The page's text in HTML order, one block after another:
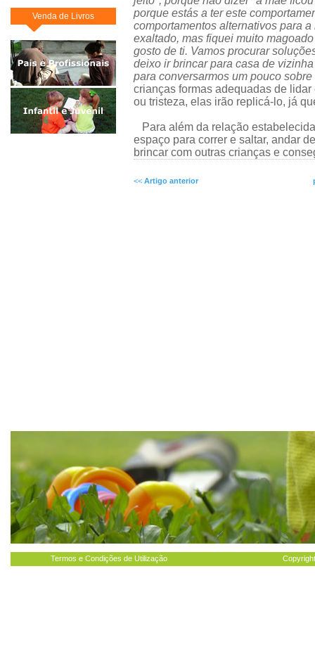
Venda de Livros
porque estás a ter este
comportamentos alternativos para
exaltado, mas fiquei muito
gosto de ti. Vamos procurar
deixo ir brincar para casa de
para conversarmos um pouco
crianças formas adequadas de
ou tristeza, elas irão replicá-lo, já
Para além da relação
espaço para correr e saltar, andar
brincar com outras crianças e
<< Artigo anterior
Termos e Condições de Utilização